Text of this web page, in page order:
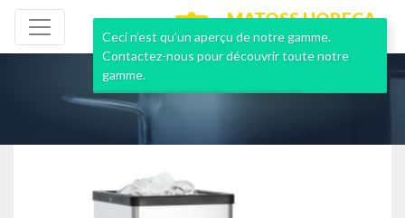
MATOSS HORECA
NEUF & OCCASION
Ceci n’est qu’un aperçu de notre gamme.
Contactez-nous pour découvrir toute notre
gamme.